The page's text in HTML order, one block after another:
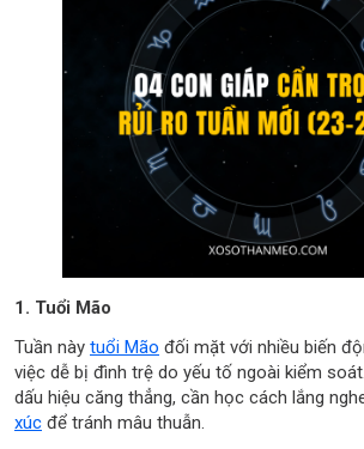
1. Tuổi Mão
Tuần này tuổi Mão đối mặt với nhiều biến
việc dễ bị đình trệ do yếu tố ngoài kiểm
dấu hiệu căng thẳng, cần học cách lắng
xúc để tránh mâu thuẫn.